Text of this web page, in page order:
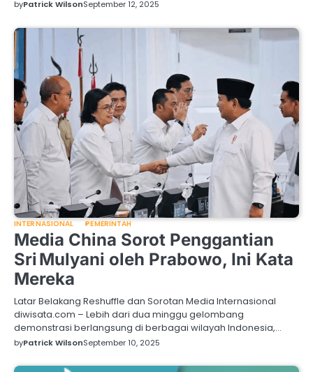
byPatrick WilsonSeptember 12, 2025
INTERNASIONAL PEMERINTAH
Media China Sorot Penggantian
Sri Mulyani oleh Prabowo, Ini Kata
Mereka
Latar Belakang Reshuffle dan Sorotan Media Internasional
diwisata.com – Lebih dari dua minggu gelombang
demonstrasi berlangsung di berbagai wilayah Indonesia,…
byPatrick WilsonSeptember 10, 2025